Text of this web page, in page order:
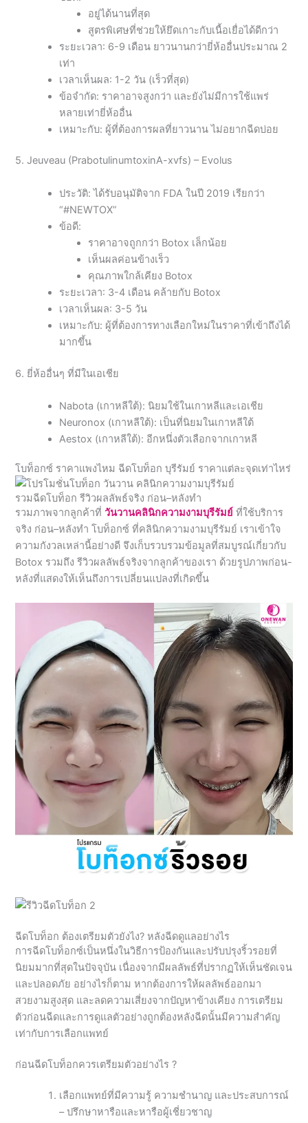
อยู่ได้นานที่สุด
สูตรพิเศษที่ช่วยให้ยึดเกาะกับเนื้อเยื่อได้ดีกว่า
ระยะเวลา: 6-9 เดือน ยาวนานกว่ายี่ห้ออื่นประมาณ 2
เท่า
เวลาเห็นผล: 1-2 วัน (เร็วที่สุด)
ข้อจำกัด: ราคาอาจสูงกว่า และยังไม่มีการใช้แพร่
หลายเท่ายี่ห้ออื่น
เหมาะกับ: ผู้ที่ต้องการผลที่ยาวนาน ไม่อยากฉีดบ่อย
5. Jeuveau (PrabotulinumtoxinA-xvfs) – Evolus
ประวัติ: ได้รับอนุมัติจาก FDA ในปี 2019 เรียกว่า
“#NEWTOX”
ข้อดี:
ราคาอาจถูกกว่า Botox เล็กน้อย
เห็นผลค่อนข้างเร็ว
คุณภาพใกล้เคียง Botox
ระยะเวลา: 3-4 เดือน คล้ายกับ Botox
เวลาเห็นผล: 3-5 วัน
เหมาะกับ: ผู้ที่ต้องการทางเลือกใหม่ในราคาที่เข้าถึงได้
มากขึ้น
6. ยี่ห้ออื่นๆ ที่มีในเอเชีย
Nabota (เกาหลีใต้): นิยมใช้ในเกาหลีและเอเชีย
Neuronox (เกาหลีใต้): เป็นที่นิยมในเกาหลีใต้
Aestox (เกาหลีใต้): อีกหนึ่งตัวเลือกจากเกาหลี
โบท็อกซ์ ราคาแพงไหม ฉีดโบท็อก บุรีรัมย์ ราคาแต่ละจุดเท่าไหร่
รวมฉีดโบท็อก รีวิวผลลัพธ์จริง ก่อน–หลังทำ
รวมภาพจากลูกค้าที่วันวานคลินิกความงามบุรีรัมย์ ที่ใช้บริการ
จริง ก่อน–หลังทำ โบท็อกซ์ ที่คลินิกความงามบุรีรัมย์ เราเข้าใจ
ความกังวลเหล่านี้อย่างดี จึงเก็บรวบรวมข้อมูลที่สมบูรณ์เกี่ยวกับ
Botox รวมถึง รีวิวผลลัพธ์จริงจากลูกค้าของเรา ด้วยรูปภาพก่อน-
หลังที่แสดงให้เห็นถึงการเปลี่ยนแปลงที่เกิดขึ้น
ฉีดโบท็อก ต้องเตรียมตัวยังไง? หลังฉีดดูแลอย่างไร
การฉีดโบท็อกซ์เป็นหนึ่งในวิธีการป้องกันและปรับปรุงริ้วรอยที่
นิยมมากที่สุดในปัจจุบัน เนื่องจากมีผลลัพธ์ที่ปรากฏให้เห็นชัดเจน
และปลอดภัย อย่างไรก็ตาม หากต้องการให้ผลลัพธ์ออกมา
สวยงามสูงสุด และลดความเสี่ยงจากปัญหาข้างเคียง การเตรียม
ตัวก่อนฉีดและการดูแลตัวอย่างถูกต้องหลังฉีดนั้นมีความสำคัญ
เท่ากับการเลือกแพทย์
ก่อนฉีดโบท็อกควรเตรียมตัวอย่างไร ?
เลือกแพทย์ที่มีความรู้ ความชำนาญ และประสบการณ์
– ปรึกษาหารือและหารือผู้เชี่ยวชาญ